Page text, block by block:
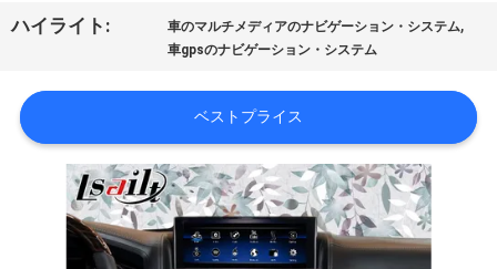
旅
品
ハイライト: 車のマルチメディアのナビゲーション・システム,
車gpsのナビゲーション・システム
ベストプライス